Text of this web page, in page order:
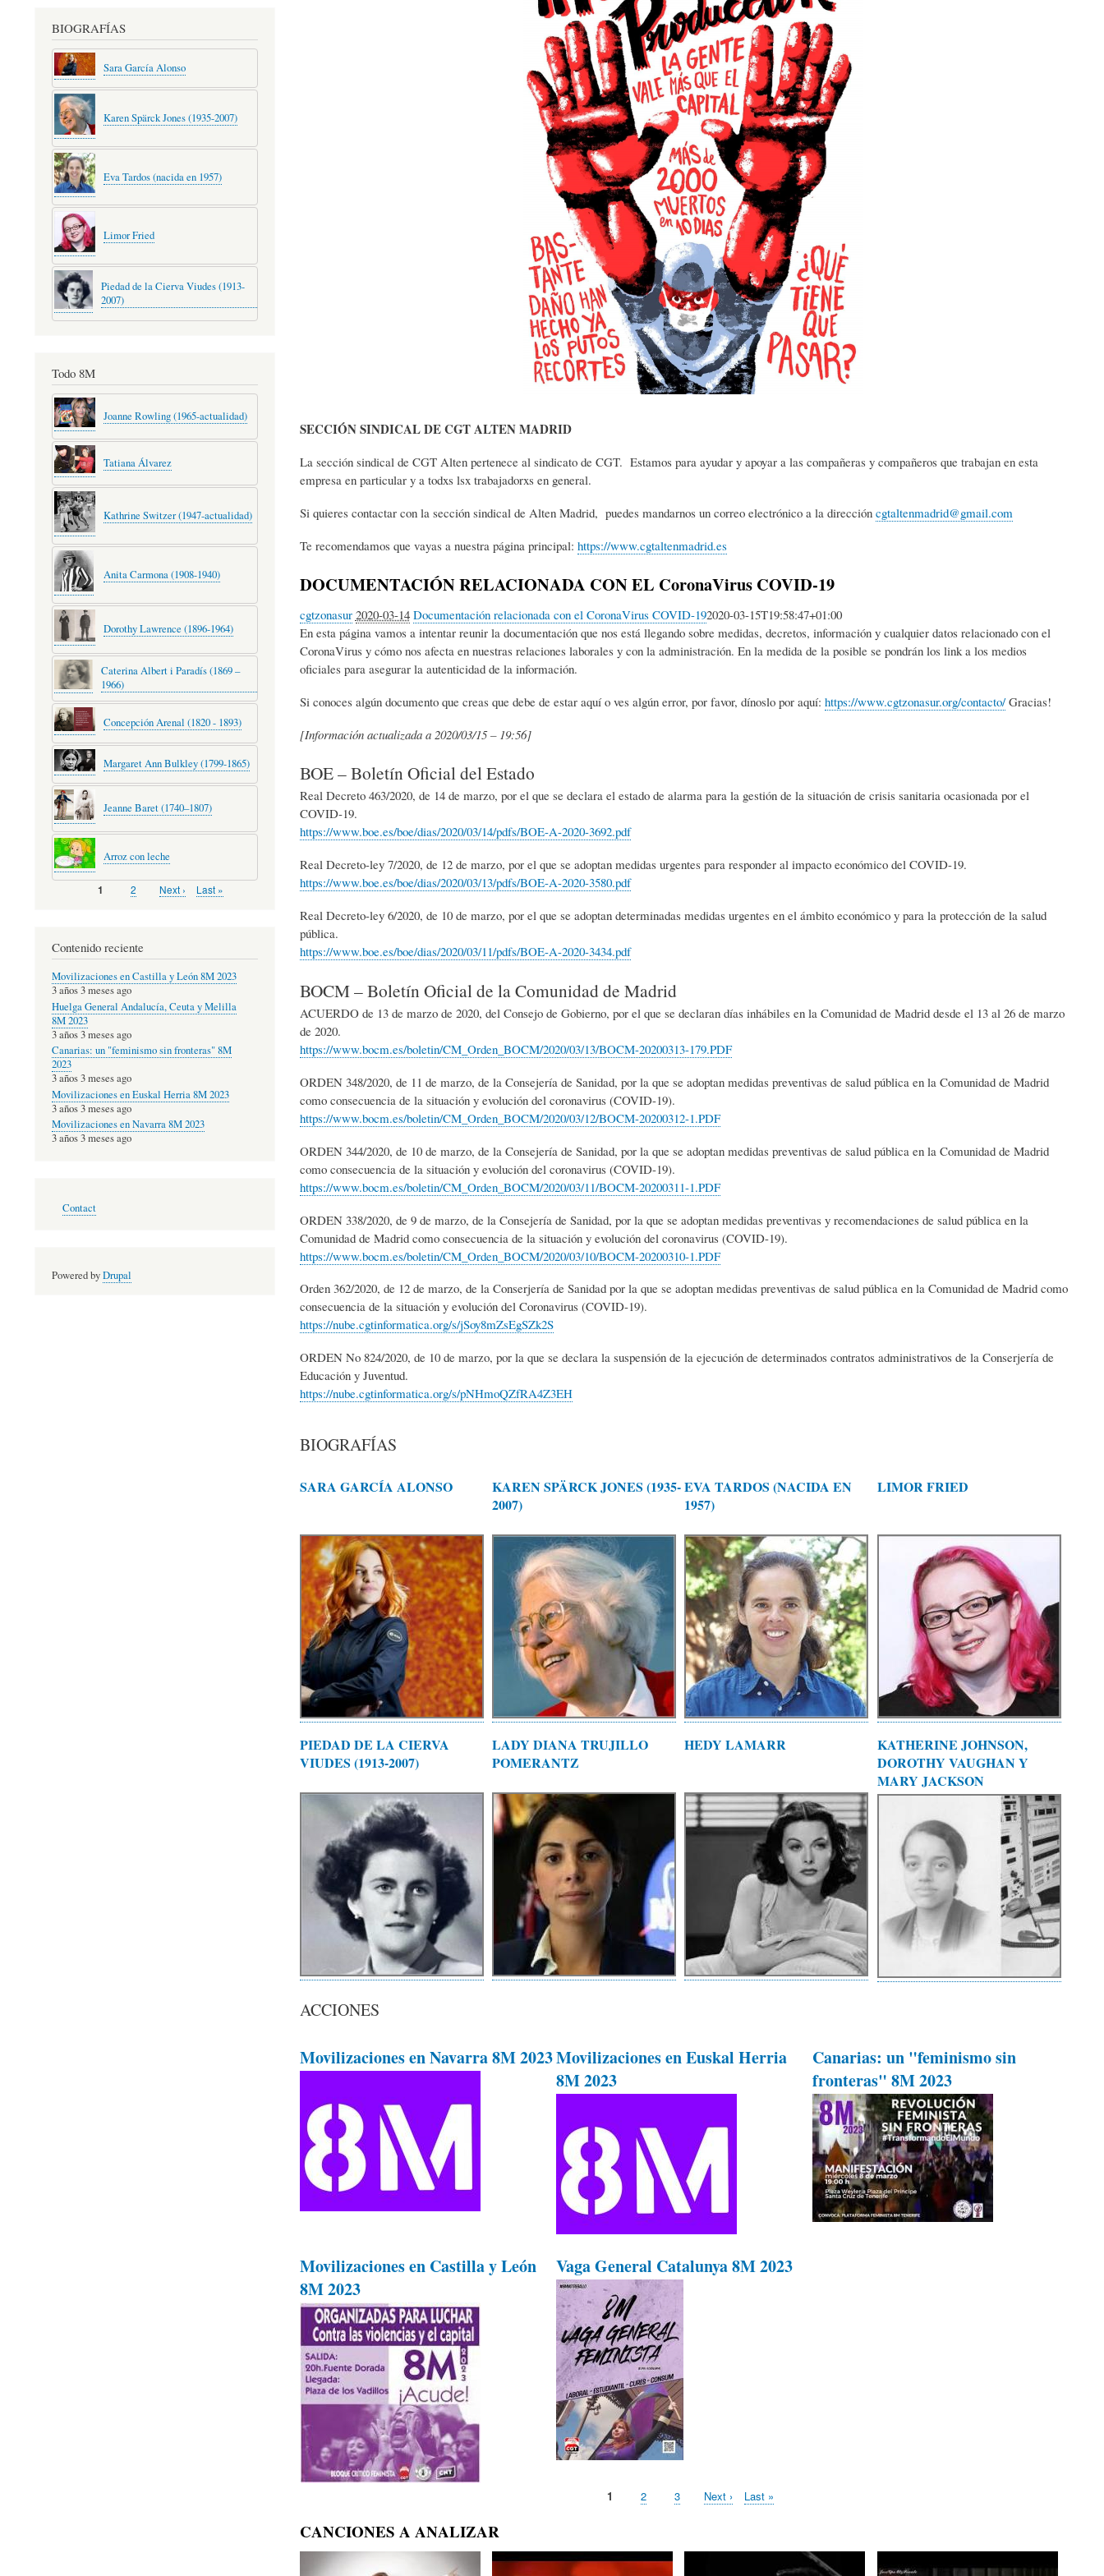
SECCIÓN SINDICAL DE CGT ALTEN MADRID
La sección sindical de CGT Alten pertenece al sindicato de CGT. Estamos para ayudar y apoyar a las compañeras y compañeros que trabajan en esta
empresa en particular y a todxs lsx trabajadorxs en general.
Si quieres contactar con la sección sindical de Alten Madrid, puedes mandarnos un correo electrónico a la dirección cgtaltenmadrid@gmail.com
Te recomendamos que vayas a nuestra página principal: https://www.cgtaltenmadrid.es
DOCUMENTACIÓN RELACIONADA CON EL CoronaVirus COVID-19
cgtzonasur 2020-03-14 Documentación relacionada con el CoronaVirus COVID-192020-03-15T19:58:47+01:00
En esta página vamos a intentar reunir la documentación que nos está llegando sobre medidas, decretos, información y cualquier datos relacionado con el
CoronaVirus y cómo nos afecta en nuestras relaciones laborales y con la administración. En la medida de la posible se pondrán los link a los medios
oficiales para asegurar la autenticidad de la información.
Si conoces algún documento que creas que debe de estar aquí o ves algún error, por favor, dínoslo por aquí: https://www.cgtzonasur.org/contacto/Gracias!
[Información actualizada a 2020/03/15 – 19:56]
BOE – Boletín Oficial del Estado
Real Decreto 463/2020, de 14 de marzo, por el que se declara el estado de alarma para la gestión de la situación de crisis sanitaria ocasionada por el
COVID-19.
https://www.boe.es/boe/dias/2020/03/14/pdfs/BOE-A-2020-3692.pdf
Real Decreto-ley 7/2020, de 12 de marzo, por el que se adoptan medidas urgentes para responder al impacto económico del COVID-19.
https://www.boe.es/boe/dias/2020/03/13/pdfs/BOE-A-2020-3580.pdf
Real Decreto-ley 6/2020, de 10 de marzo, por el que se adoptan determinadas medidas urgentes en el ámbito económico y para la protección de la salud
pública.
https://www.boe.es/boe/dias/2020/03/11/pdfs/BOE-A-2020-3434.pdf
BOCM – Boletín Oficial de la Comunidad de Madrid
ACUERDO de 13 de marzo de 2020, del Consejo de Gobierno, por el que se declaran días inhábiles en la Comunidad de Madrid desde el 13 al 26 de marzo
de 2020.
https://www.bocm.es/boletin/CM_Orden_BOCM/2020/03/13/BOCM-20200313-179.PDF
ORDEN 348/2020, de 11 de marzo, de la Consejería de Sanidad, por la que se adoptan medidas preventivas de salud pública en la Comunidad de Madrid
como consecuencia de la situación y evolución del coronavirus (COVID-19).
https://www.bocm.es/boletin/CM_Orden_BOCM/2020/03/12/BOCM-20200312-1.PDF
ORDEN 344/2020, de 10 de marzo, de la Consejería de Sanidad, por la que se adoptan medidas preventivas de salud pública en la Comunidad de Madrid
como consecuencia de la situación y evolución del coronavirus (COVID-19).
https://www.bocm.es/boletin/CM_Orden_BOCM/2020/03/11/BOCM-20200311-1.PDF
ORDEN 338/2020, de 9 de marzo, de la Consejería de Sanidad, por la que se adoptan medidas preventivas y recomendaciones de salud pública en la
Comunidad de Madrid como consecuencia de la situación y evolución del coronavirus (COVID-19).
https://www.bocm.es/boletin/CM_Orden_BOCM/2020/03/10/BOCM-20200310-1.PDF
Orden 362/2020, de 12 de marzo, de la Conserjería de Sanidad por la que se adoptan medidas preventivas de salud pública en la Comunidad de Madrid como
consecuencia de la situación y evolución del Coronavirus (COVID-19).
https://nube.cgtinformatica.org/s/jSoy8mZsEgSZk2S
ORDEN No 824/2020, de 10 de marzo, por la que se declara la suspensión de la ejecución de determinados contratos administrativos de la Conserjería de
Educación y Juventud.
https://nube.cgtinformatica.org/s/pNHmoQZfRA4Z3EH
BIOGRAFÍAS
SARA GARCÍA ALONSO
KAREN SPÄRCK JONES (1935-
2007)
EVA TARDOS (NACIDA EN
1957)
LIMOR FRIED
PIEDAD DE LA CIERVA
VIUDES (1913-2007)
LADY DIANA TRUJILLO
POMERANTZ
HEDY LAMARR
KATHERINE JOHNSON,
DOROTHY VAUGHAN Y
MARY JACKSON
ACCIONES
Movilizaciones en Navarra 8M 2023Movilizaciones en Euskal Herria
8M 2023
Canarias: un "feminismo sin
fronteras" 8M 2023
Movilizaciones en Castilla y León
8M 2023
Vaga General Catalunya 8M 2023
Página
1 Page
2 Page
3
Next
Next ›
Last
Last »
CANCIONES A ANALIZAR
BIOGRAFÍAS
Sara García Alonso
Karen Spärck Jones (1935-2007)
Eva Tardos (nacida en 1957)
Limor Fried
Piedad de la Cierva Viudes (1913-
2007)
Todo 8M
Joanne Rowling (1965-actualidad)
Tatiana Álvarez
Kathrine Switzer (1947-actualidad)
Anita Carmona (1908-1940)
Dorothy Lawrence (1896-1964)
Caterina Albert i Paradís (1869 –
1966)
Concepción Arenal (1820 - 1893)
Margaret Ann Bulkley (1799-1865)
Jeanne Baret (1740–1807)
Arroz con leche
Página
1 Page
2
Next
Next ›
Last
Last »
Contenido reciente
Movilizaciones en Castilla y León 8M 2023
3 años 3 meses ago
Huelga General Andalucía, Ceuta y Melilla
8M 2023
3 años 3 meses ago
Canarias: un "feminismo sin fronteras" 8M
2023
3 años 3 meses ago
Movilizaciones en Euskal Herria 8M 2023
3 años 3 meses ago
Movilizaciones en Navarra 8M 2023
3 años 3 meses ago
menu
Contact
Powered byDrupal